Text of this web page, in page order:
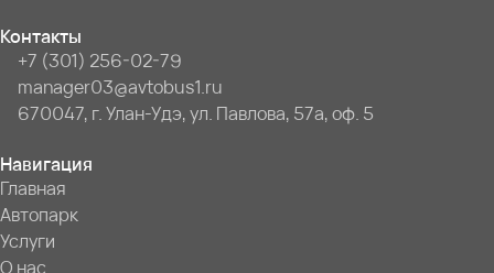
Контакты
+7 (301) 256-02-79
manager03@avtobus1.ru
670047, г. Улан-Удэ, ул. Павлова, 57а, оф. 5
Навигация
Главная
Автопарк
Услуги
О нас